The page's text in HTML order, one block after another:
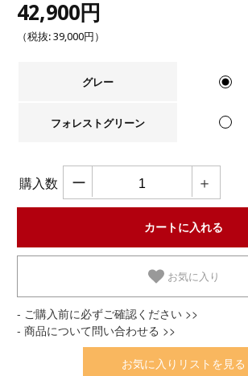
42,900円
（税抜: 39,000円 ）
グレー
フォレストグリーン
購入数 ー ＋
お気に入り
- ご購入前に必ずご確認ください >>
- 商品について問い合わせる >>
お気に入りリストを見る